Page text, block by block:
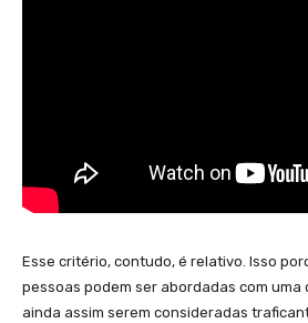
Esse critério, contudo, é relativo. Isso
pessoas podem ser abordadas com uma
ainda assim serem consideradas